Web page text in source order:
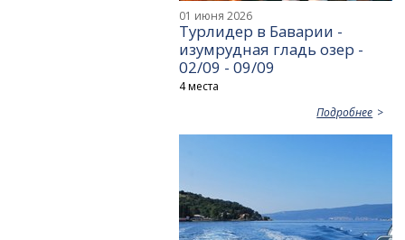
01 июня 2026
Турлидер в Баварии -
изумрудная гладь озер -
02/09 - 09/09
4 места
Подробнее